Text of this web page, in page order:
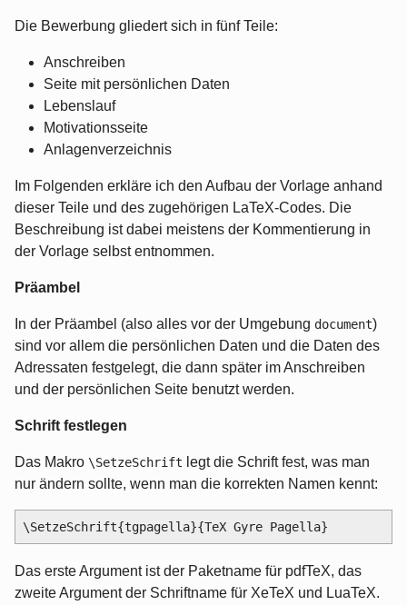
Die Bewerbung gliedert sich in fünf Teile:
Anschreiben
Seite mit persönlichen Daten
Lebenslauf
Motivationsseite
Anlagenverzeichnis
Im Folgenden erkläre ich den Aufbau der Vorlage anhand
dieser Teile und des zugehörigen LaTeX-Codes. Die
Beschreibung ist dabei meistens der Kommentierung in
der Vorlage selbst entnommen.
Präambel
In der Präambel (also alles vor der Umgebung document)
sind vor allem die persönlichen Daten und die Daten des
Adressaten festgelegt, die dann später im Anschreiben
und der persönlichen Seite benutzt werden.
Schrift festlegen
Das Makro \SetzeSchrift legt die Schrift fest, was man
nur ändern sollte, wenn man die korrekten Namen kennt:
Das erste Argument ist der Paketname für pdfTeX, das
zweite Argument der Schriftname für XeTeX und LuaTeX.